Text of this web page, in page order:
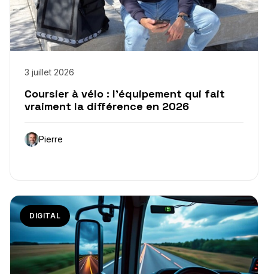
3 juillet 2026
Coursier à vélo : l’équipement qui fait
vraiment la différence en 2026
Pierre
DIGITAL